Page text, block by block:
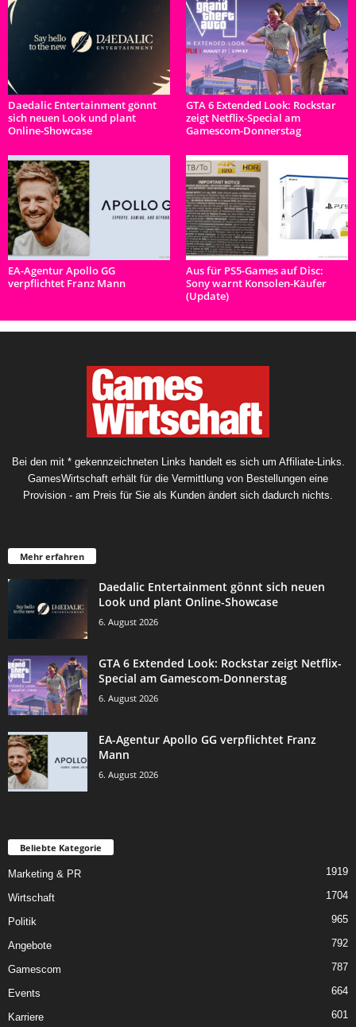
Daedalic Entertainment gönnt
sich neuen Look und plant
Online-Showcase
GTA 6 Extended Look: Rockstar
zeigt Netflix-Special am
Gamescom-Donnerstag
EA-Agentur Apollo GG
verpflichtet Franz Mann
Aus für PS5-Games auf Disc:
Sony warnt Konsolen-Käufer
(Update)
Bei den mit * gekennzeichneten Links handelt es sich um Affiliate-Links.
GamesWirtschaft erhält für die Vermittlung von Bestellungen eine
Provision - am Preis für Sie als Kunden ändert sich dadurch nichts.
Mehr erfahren
Daedalic Entertainment gönnt sich neuen
Look und plant Online-Showcase
6. August 2026
GTA 6 Extended Look: Rockstar zeigt Netflix-
Special am Gamescom-Donnerstag
6. August 2026
EA-Agentur Apollo GG verpflichtet Franz
Mann
6. August 2026
Beliebte Kategorie
Marketing & PR 1919
Wirtschaft 1704
Politik 965
Angebote 792
Gamescom 787
Events 664
Karriere 601